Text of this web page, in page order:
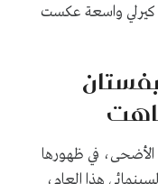
واسعة عكست
الأضحى، في ظهورها
هذا العام،